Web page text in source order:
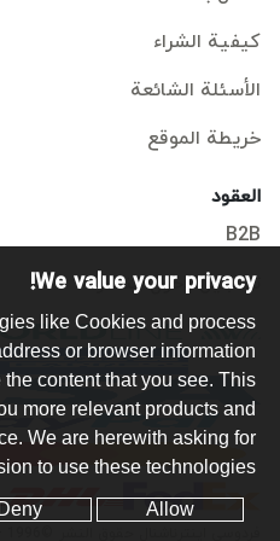
كيفية الشراء
الأسئلة الشائعة
خريطة الموقع
العقود
B2B
تسجيل دخول الناشر
We value your privacy!
like Cookies and process
or browser information
content that you see. This
more relevant products and
We are herewith asking for
to use these technologies.
Allow
Deny